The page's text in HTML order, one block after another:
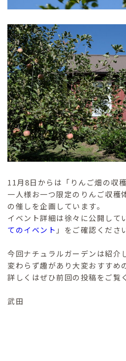
11月8日からは「りんご畑の収
一人様お一つ限定のりんご収穫
の催しを企画しています。
イベント詳細は徐々に公開して
てのイベント 」をご確認くださ
今回ナチュラルガーデンは紹介
変わらず趣があり大変おすすめ
詳しくはぜひ前回の投稿をご覧
武田